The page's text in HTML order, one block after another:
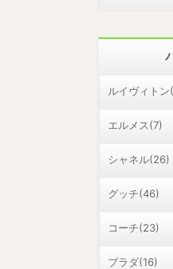
ルイヴィトン
エルメス(7)
シャネル(26)
グッチ(46)
コーチ(23)
プラダ(16)